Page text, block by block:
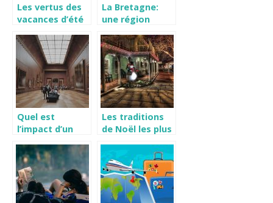
Les vertus des
vacances d’été
travailleurs.
La Bretagne:
une région
uniques falaises
et belles plages.
Quel est
l’impact d’un
interactif ?
Les traditions
de Noël les plus
Europe